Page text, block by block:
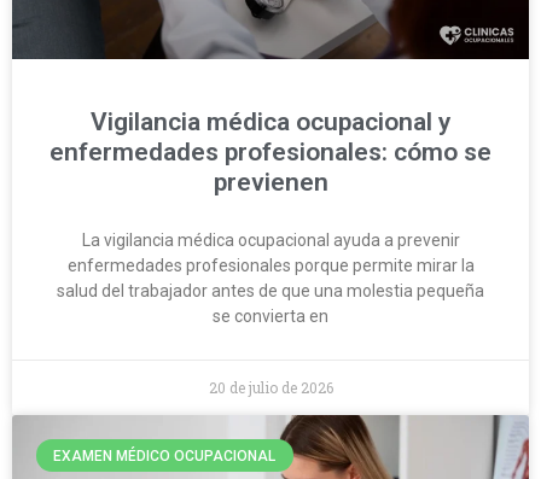
Vigilancia médica ocupacional y
enfermedades profesionales: cómo se
previenen
La vigilancia médica ocupacional ayuda a prevenir
enfermedades profesionales porque permite mirar la
salud del trabajador antes de que una molestia pequeña
se convierta en
20 de julio de 2026
EXAMEN MÉDICO OCUPACIONAL